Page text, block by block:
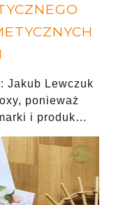
Jakub Lewczuk
ponieważ
i produk…